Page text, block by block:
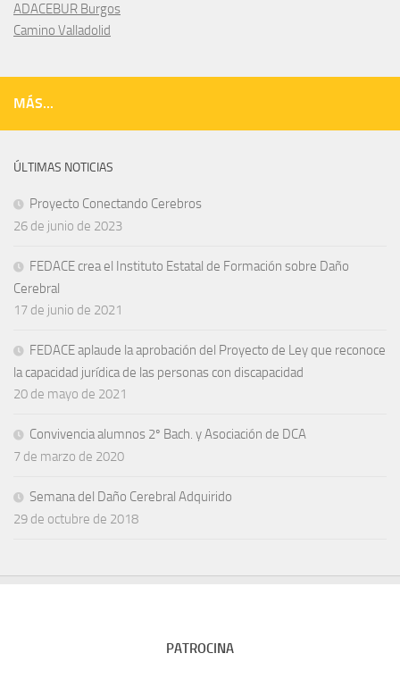
ADACEBUR Burgos
Camino Valladolid
MÁS...
ÚLTIMAS NOTICIAS
Proyecto Conectando Cerebros
26 de junio de 2023
FEDACE crea el Instituto Estatal de Formación sobre Daño
Cerebral
17 de junio de 2021
FEDACE aplaude la aprobación del Proyecto de Ley que reconoce
la capacidad jurídica de las personas con discapacidad
20 de mayo de 2021
Convivencia alumnos 2º Bach. y Asociación de DCA
7 de marzo de 2020
Semana del Daño Cerebral Adquirido
29 de octubre de 2018
PATROCINA